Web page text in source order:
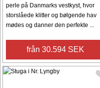
perle på Danmarks vestkyst, hvor
storslåede klitter og bølgende hav
mødes og danner den perfekte ...
från 30.594 SEK